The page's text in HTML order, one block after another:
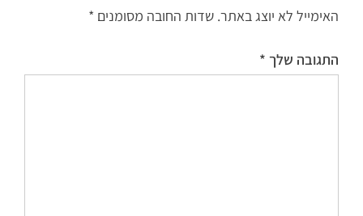
האימייל לא יוצג באתר. שדות החובה מסומנים *
התגובה שלך *